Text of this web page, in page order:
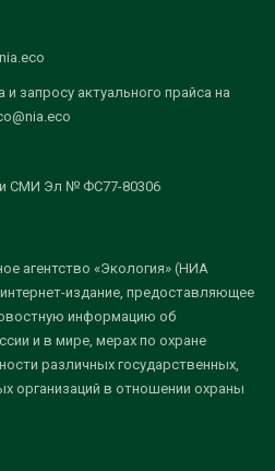
запросу актуального прайса на
СМИ Эл № ФС77-80306
агентство «Экология» (НИА
издание, предоставляющее
информацию об
и в мире, мерах по охране
различных государственных,
организаций в отношении охраны